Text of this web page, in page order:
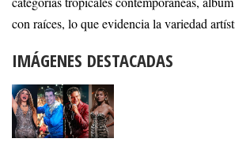
con raíces, lo que evidencia la variedad
IMÁGENES DESTACADAS